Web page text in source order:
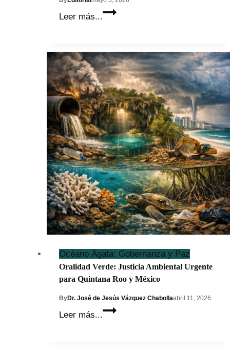
Leer más...
Conoce
Miguel
Velázquez
Sedas:
Semillas
de
Justicia
y
el
Derecho
Disciplinario
Policial
Océano Ágata: Gobernanza y Paz
Oralidad Verde: Justicia Ambiental Urgente
para Quintana Roo y México
ByDr. José de Jesús Vázquez Chabollaabril 11, 2026
Leer más...
Oralidad